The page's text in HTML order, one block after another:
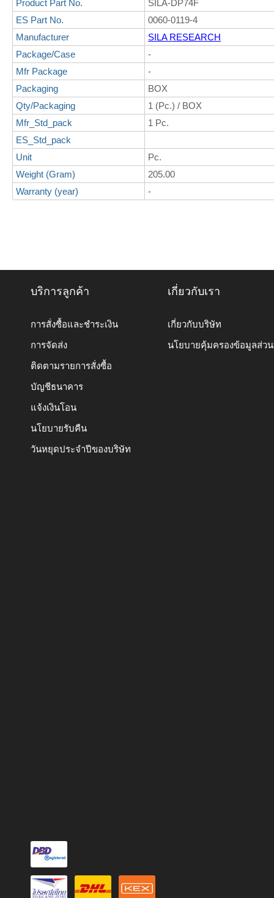
Product Part No.
SILA-DP74F
ES Part No.
0060-0119-4
Manufacturer
SILA RESEARCH
Package/Case
-
Mfr Package
-
Packaging
BOX
Qty/Packaging
1 (Pc.) / BOX
Mfr_Std_pack
1 Pc.
ES_Std_pack
Unit
Pc.
Weight (Gram)
205.00
Warranty (year)
-
บริการลูกค้า
การสั่งซื้อและชำระเงิน
การจัดส่ง
ติดตามรายการสั่งซื้อ
บัญชีธนาคาร
แจ้งเงินโอน
นโยบายรับคืน
วันหยุดประจำปีของบริษัท
เกี่ยวกับเรา
เกี่ยวกับบริษัท
นโยบายคุ้มครองข้อมูลส่ว